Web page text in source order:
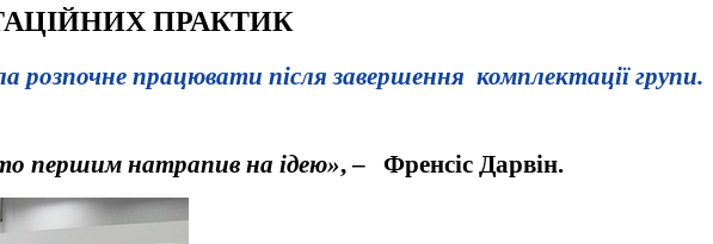
ПРАКТИК
розпочне працювати після завершення комплектації групи.
першим натрапив на ідею», – Френсіс Дарвін.